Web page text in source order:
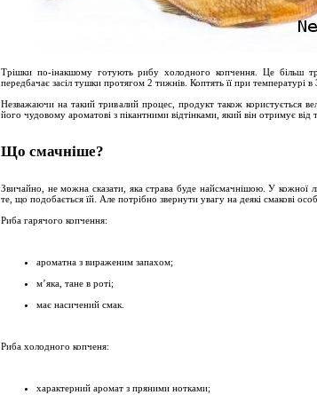
Трішки по-інакшому готують рибу холодного копчення. Це більш
передбачає засіл тушки протягом 2 тижнів. Коптять її при температурі в
Незважаючи на такий тривалий процес, продукт також користується
його чудовому ароматові з пікантними відтінками, який він отримує від
Що смачніше?
Звичайно, не можна сказати, яка страва буде найсмачнішою. У кожної
те, що подобається їй. Але потрібно звернути увагу на деякі смакові
Риба гарячого копчення:
ароматна з вираженим запахом;
м’яка, тане в роті;
має насичений смак.
Риба холодного копченя:
характерний аромат з пряними нотками;